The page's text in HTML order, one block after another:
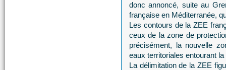
donc annoncé, suite au
française en Méditerranée,
Les contours de la ZEE
ceux de la zone de
précisément, la nouvelle
eaux territoriales entourant
La délimitation de la ZEE